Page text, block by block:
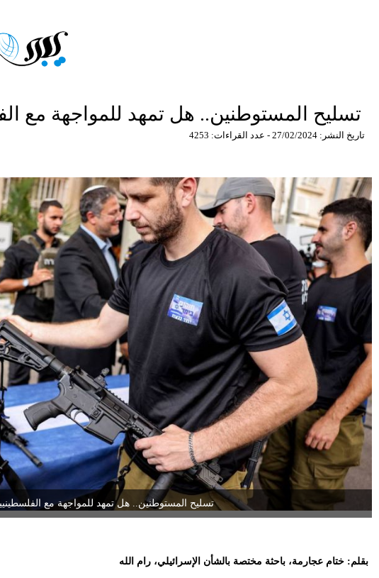
تسليح المستوطنين.. هل تمهد للمواجهة مع
تاريخ النشر: 27/02/2024 - عدد القراءات: 4253
تسليح المستوطنين.. هل تمهد للمواجهة مع
بقلم: ختام عجارمة، باحثة مختصة بالشأن الإسرائيلي، رام الله